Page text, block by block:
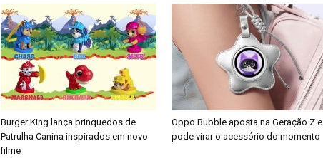
Burger King lança brinquedos de
Patrulha Canina inspirados em novo
filme
Oppo Bubble aposta na Geração Z e
pode virar o acessório do momento